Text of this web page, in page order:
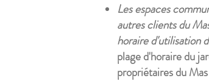
Lesespaces
autres clients du
horaire d'utilisation
plage d'horaire du
propriétaires du